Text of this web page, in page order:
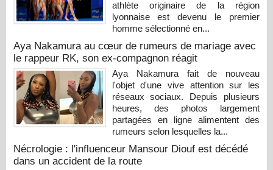
athlète originaire de la région
lyonnaise est devenu le premier
homme sélectionné en...
Aya Nakamura au cœur de rumeurs de mariage avec
le rappeur RK, son ex-compagnon réagit
Aya Nakamura fait de nouveau
l'objet d'une vive attention sur les
réseaux sociaux. Depuis plusieurs
heures, des photos largement
partagées en ligne alimentent des
rumeurs selon lesquelles la...
Nécrologie : l'influenceur Mansour Diouf est décédé
dans un accident de la route